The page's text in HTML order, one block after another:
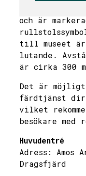
och är
till museet är
lutande.
är cirka 300
Det är möjligt
färdtjänst
vilket
besökare med
Huvudentré
Adress: Amos
Dragsfjärd